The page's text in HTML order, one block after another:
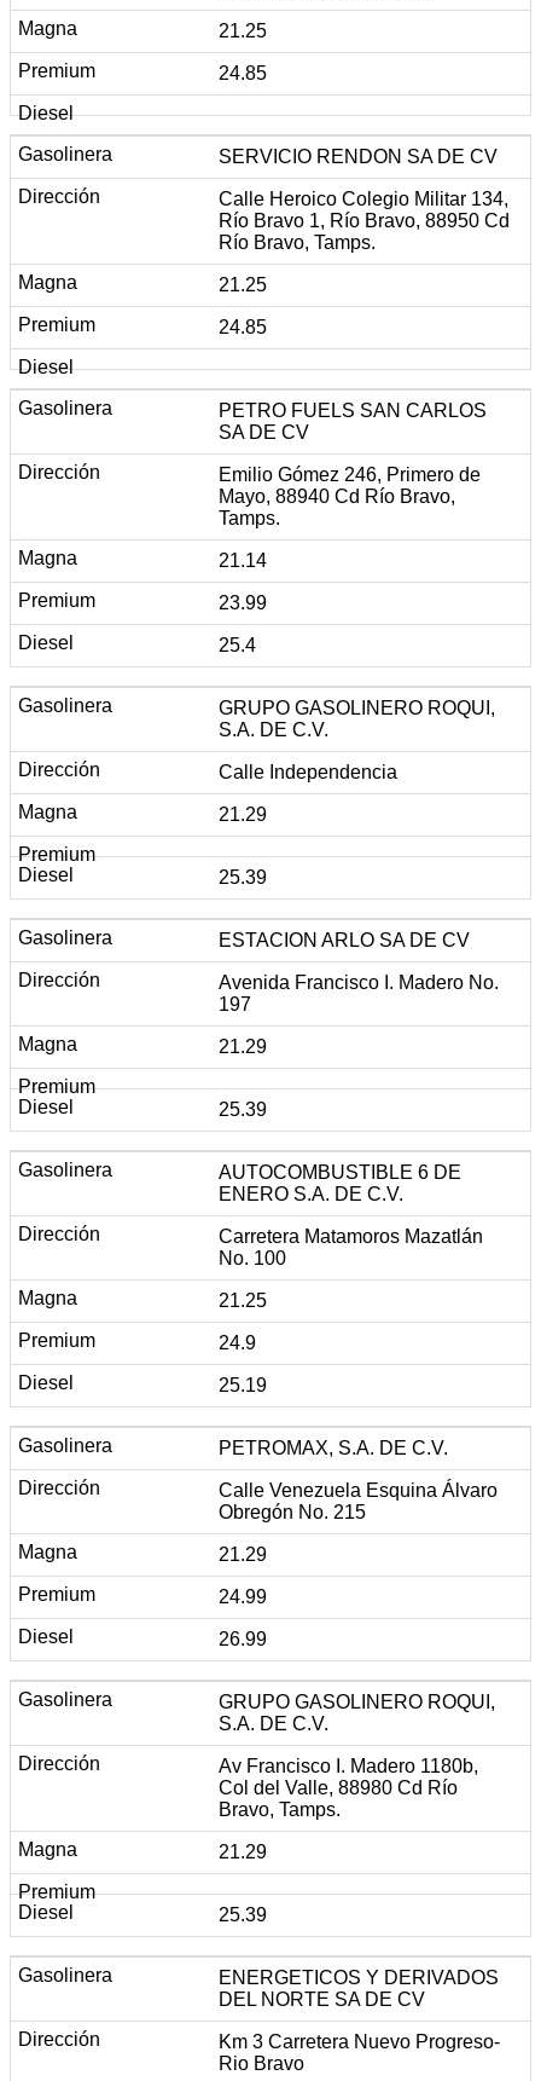
21.25
24.85
SERVICIO RENDON SA DE CV
Calle Heroico Colegio Militar 134,
Río Bravo 1, Río Bravo, 88950 Cd
Río Bravo, Tamps.
21.25
24.85
PETRO FUELS SAN CARLOS
SA DE CV
Emilio Gómez 246, Primero de
Mayo, 88940 Cd Río Bravo,
Tamps.
21.14
23.99
25.4
GRUPO GASOLINERO ROQUI,
S.A. DE C.V.
Calle Independencia
21.29
25.39
ESTACION ARLO SA DE CV
Avenida Francisco I. Madero No.
197
21.29
25.39
AUTOCOMBUSTIBLE 6 DE
ENERO S.A. DE C.V.
Carretera Matamoros Mazatlán
No. 100
21.25
24.9
25.19
PETROMAX, S.A. DE C.V.
Calle Venezuela Esquina Álvaro
Obregón No. 215
21.29
24.99
26.99
GRUPO GASOLINERO ROQUI,
S.A. DE C.V.
Av Francisco I. Madero 1180b,
Col del Valle, 88980 Cd Río
Bravo, Tamps.
21.29
25.39
ENERGETICOS Y DERIVADOS
DEL NORTE SA DE CV
Km 3 Carretera Nuevo Progreso-
Rio Bravo